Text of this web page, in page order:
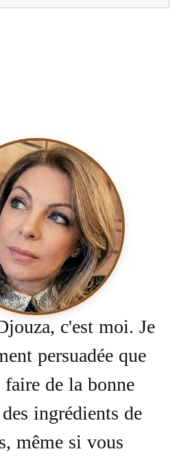
c'est moi. Je
persuadée que
de la bonne
ingrédients de
même si vous